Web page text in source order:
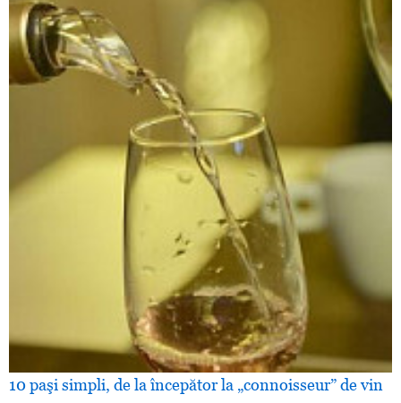
10 paşi simpli, de la începător la „connoisseur” de vin